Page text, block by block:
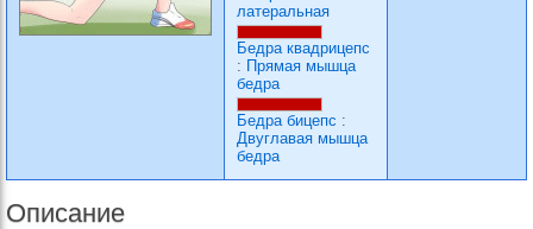
латеральная
Бедра квадрицепс
: Прямая мышца
бедра
Бедра бицепс :
Двуглавая мышца
бедра
Описание